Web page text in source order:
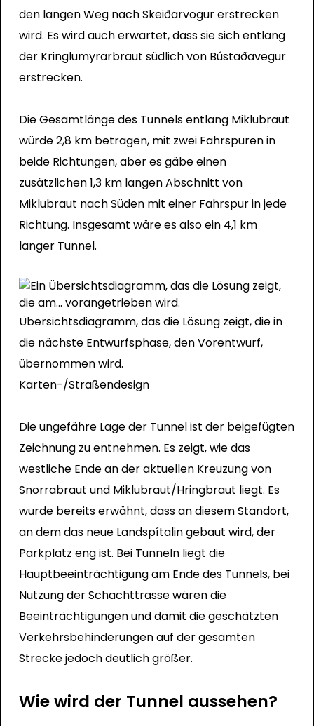
den langen Weg nach Skeiðarvogur erstrecken
wird. Es wird auch erwartet, dass sie sich entlang
der Kringlumyrarbraut südlich von Bústaðavegur
erstrecken.
Die Gesamtlänge des Tunnels entlang Miklubraut
würde 2,8 km betragen, mit zwei Fahrspuren in
beide Richtungen, aber es gäbe einen
zusätzlichen 1,3 km langen Abschnitt von
Miklubraut nach Süden mit einer Fahrspur in jede
Richtung. Insgesamt wäre es also ein 4,1 km
langer Tunnel.
Übersichtsdiagramm, das die Lösung zeigt, die in
die nächste Entwurfsphase, den Vorentwurf,
übernommen wird.
Karten-/Straßendesign
Die ungefähre Lage der Tunnel ist der beigefügten
Zeichnung zu entnehmen. Es zeigt, wie das
westliche Ende an der aktuellen Kreuzung von
Snorrabraut und Miklubraut/Hringbraut liegt. Es
wurde bereits erwähnt, dass an diesem Standort,
an dem das neue Landspítalin gebaut wird, der
Parkplatz eng ist. Bei Tunneln liegt die
Hauptbeeinträchtigung am Ende des Tunnels, bei
Nutzung der Schachttrasse wären die
Beeinträchtigungen und damit die geschätzten
Verkehrsbehinderungen auf der gesamten
Strecke jedoch deutlich größer.
Wie wird der Tunnel aussehen?